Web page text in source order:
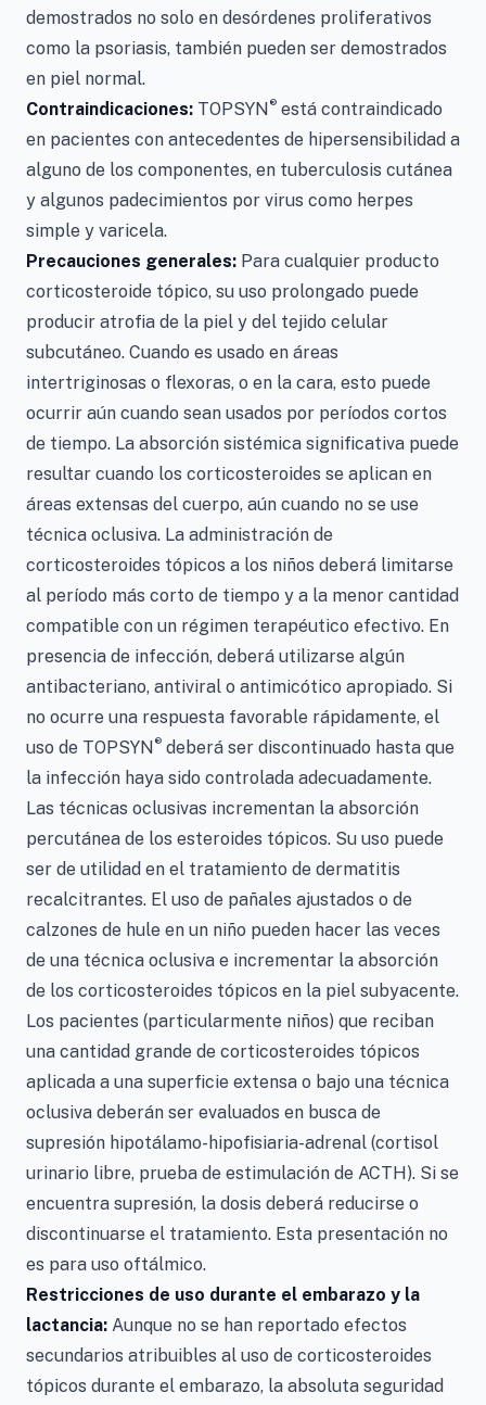
demostrados no solo en desórdenes proliferativos
como la psoriasis, también pueden ser demostrados
en piel normal.
Contraindicaciones: TOPSYN® está contraindicado
en pacientes con antecedentes de hipersensibilidad a
alguno de los componentes, en tuberculosis cutánea
y algunos padecimientos por virus como herpes
simple y varicela.
Precauciones generales: Para cualquier producto
corticosteroide tópico, su uso prolongado puede
producir atrofia de la piel y del tejido celular
subcutáneo. Cuando es usado en áreas
intertriginosas o flexoras, o en la cara, esto puede
ocurrir aún cuando sean usados por períodos cortos
de tiempo. La absorción sistémica significativa puede
resultar cuando los corticosteroides se aplican en
áreas extensas del cuerpo, aún cuando no se use
técnica oclusiva. La administración de
corticosteroides tópicos a los niños deberá limitarse
al período más corto de tiempo y a la menor cantidad
compatible con un régimen terapéutico efectivo. En
presencia de infección, deberá utilizarse algún
antibacteriano, antiviral o antimicótico apropiado. Si
no ocurre una respuesta favorable rápidamente, el
uso de TOPSYN® deberá ser discontinuado hasta que
la infección haya sido controlada adecuadamente.
Las técnicas oclusivas incrementan la absorción
percutánea de los esteroides tópicos. Su uso puede
ser de utilidad en el tratamiento de dermatitis
recalcitrantes. El uso de pañales ajustados o de
calzones de hule en un niño pueden hacer las veces
de una técnica oclusiva e incrementar la absorción
de los corticosteroides tópicos en la piel subyacente.
Los pacientes (particularmente niños) que reciban
una cantidad grande de corticosteroides tópicos
aplicada a una superficie extensa o bajo una técnica
oclusiva deberán ser evaluados en busca de
supresión hipotálamo-hipofisiaria-adrenal (cortisol
urinario libre, prueba de estimulación de ACTH). Si se
encuentra supresión, la dosis deberá reducirse o
discontinuarse el tratamiento. Esta presentación no
es para uso oftálmico.
Restricciones de uso durante el embarazo y la
lactancia: Aunque no se han reportado efectos
secundarios atribuibles al uso de corticosteroides
tópicos durante el embarazo, la absoluta seguridad